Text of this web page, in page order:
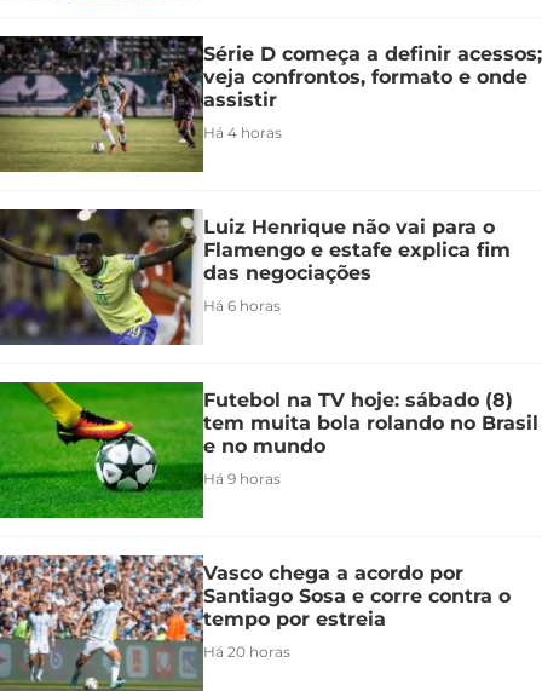
Série D começa a definir acessos;
veja confrontos, formato e onde
assistir
Há 4 horas
Luiz Henrique não vai para o
Flamengo e estafe explica fim
das negociações
Há 6 horas
Futebol na TV hoje: sábado (8)
tem muita bola rolando no Brasil
e no mundo
Há 9 horas
Vasco chega a acordo por
Santiago Sosa e corre contra o
tempo por estreia
Há 20 horas